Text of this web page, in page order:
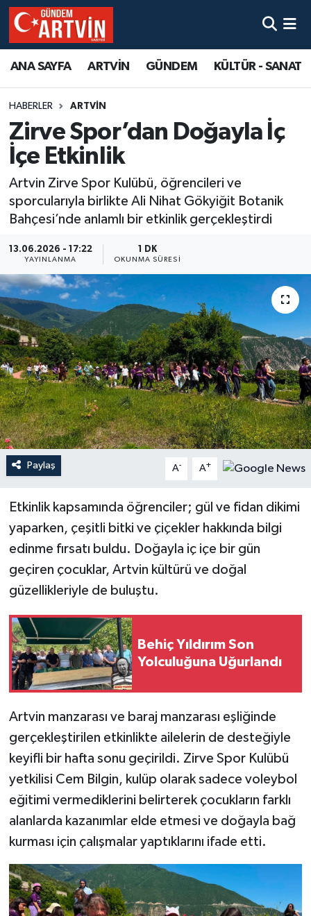
ANA SAYFA ARTVİN GÜNDEM KÜLTÜR - SANAT
HABERLER ARTVİN
Zirve Spor’dan Doğayla İç
İçe Etkinlik
Artvin Zirve Spor Kulübü, öğrencileri ve
sporcularıyla birlikte Ali Nihat Gökyiğit Botanik
Bahçesi’nde anlamlı bir etkinlik gerçekleştirdi
13.06.2026 - 17:22
YAYINLANMA
1 DK
OKUNMA SÜRESI
Paylaş A- A+
Etkinlik kapsamında öğrenciler; gül ve fidan dikimi
yaparken, çeşitli bitki ve çiçekler hakkında bilgi
edinme fırsatı buldu. Doğayla iç içe bir gün
geçiren çocuklar, Artvin kültürü ve doğal
güzellikleriyle de buluştu.
Behiç Yıldırım Son
Yolculuğuna Uğurlandı
Artvin manzarası ve baraj manzarası eşliğinde
gerçekleştirilen etkinlikte ailelerin de desteğiyle
keyifli bir hafta sonu geçirildi. Zirve Spor Kulübü
yetkilisi Cem Bilgin, kulüp olarak sadece voleybol
eğitimi vermediklerini belirterek çocukların farklı
alanlarda kazanımlar elde etmesi ve doğayla bağ
kurması için çalışmalar yaptıklarını ifade etti.